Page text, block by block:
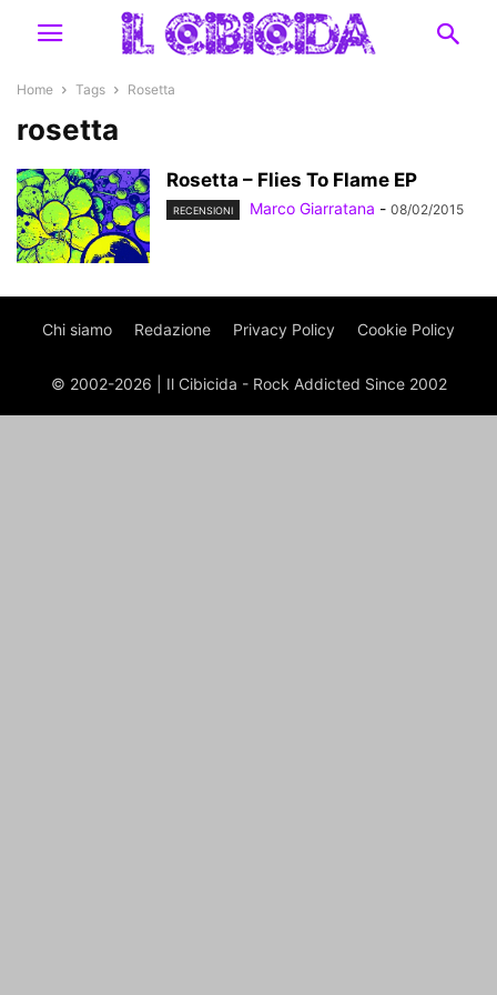
Home Tags Rosetta
rosetta
Rosetta – Flies To Flame EP
RECENSIONI Marco Giarratana - 08/02/2015
Chi siamo Redazione Privacy Policy Cookie Policy
© 2002-2026 | Il Cibicida - Rock Addicted Since 2002